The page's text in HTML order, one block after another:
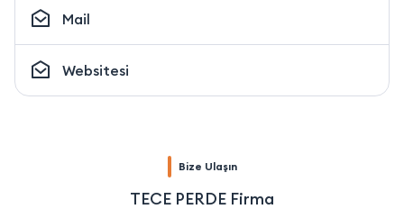
Mail
Websitesi
Bize Ulaşın
TECE PERDE Firma